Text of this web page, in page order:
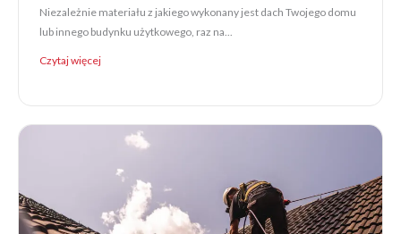
Niezależnie materiału z jakiego wykonany jest dach Twojego domu
lub innego budynku użytkowego, raz na...
Czytaj więcej